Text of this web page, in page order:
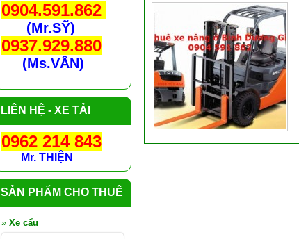
0904.591.862
(Mr.SỸ)
0937.929.880
(Ms.VÂN)
LIÊN HỆ - XE TẢI
0962 214 843
Mr. THIỆN
SẢN PHẨM CHO THUÊ
» Xe cẩu